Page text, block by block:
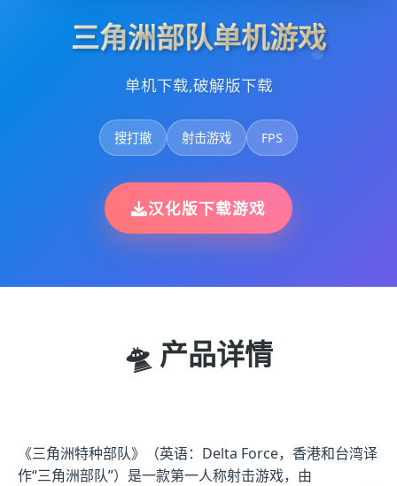
三角洲部队单机游戏
单机下载,破解版下载
搜打撤 射击游戏 FPS
汉化版下载游戏
🛸 产品详情
《三角洲特种部队》（英语：Delta Force，香港和台湾译
作“三角洲部队”）是一款第一人称射击游戏，由